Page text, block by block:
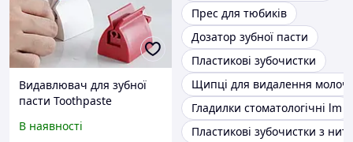
Видавлювач для зубної
пасти Toothpaste
В наявності
Прес для тюбиків
Дозатор зубної пасти
Пластикові зубочистки
Щипці для видалення
Гладилки стоматологічні lm
Пластикові зубочистки з